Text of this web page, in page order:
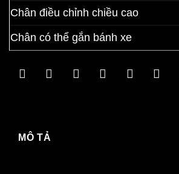
Chân điều chỉnh chiều cao
Chân có thể gắn bánh xe
MÔ TẢ